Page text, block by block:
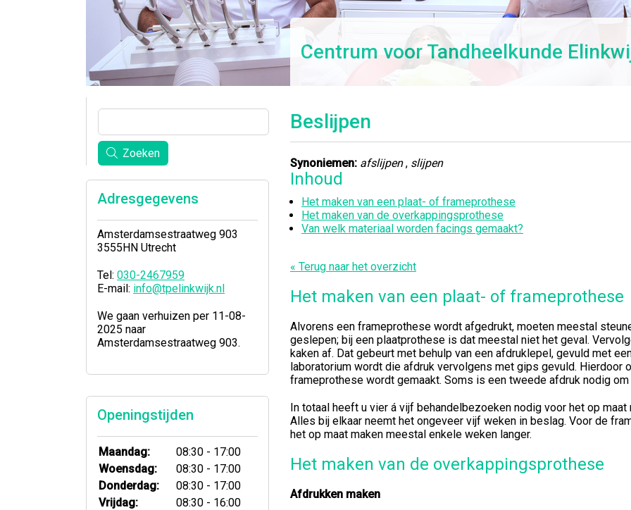
Centrum voor Tandheelkunde
Beslijpen
Synoniemen: afslijpen, slijpen
Inhoud
Het maken van een plaat- of frameprothese
Het maken van de overkappingsprothese
Van welk materiaal worden facings gemaakt?
« Terug naar het overzicht
Het maken van een plaat- of frameprothese
Alvorens een frameprothese wordt afgedrukt, moeten meestal
geslepen; bij een plaatprothese is dat meestal niet het geval.
kaken af. Dat gebeurt met behulp van een afdruklepel, gevuld met
laboratorium wordt die afdruk vervolgens met gips gevuld. Hierdoor
frameprothese wordt gemaakt. Soms is een tweede afdruk nodig
In totaal heeft u vier á vijf behandelbezoeken nodig voor het op
Alles bij elkaar neemt het ongeveer vijf weken in beslag. Voor de
het op maat maken meestal enkele weken langer.
Het maken van de overkappingsprothese
Afdrukken maken
Zoeken
Adresgegevens
Amsterdamsestraatweg 903
3555HN Utrecht
Tel: 030-2467959
E-mail: info@tpelinkwijk.nl
We gaan verhuizen per 11-08-
2025 naar
Amsterdamsestraatweg 903.
Openingstijden
Maandag:
08:30 - 17:00
Woensdag:
08:30 - 17:00
Donderdag:
08:30 - 17:00
Vrijdag:
08:30 - 16:00